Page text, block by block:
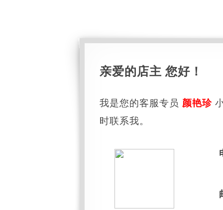
亲爱的店主 您好！
我是您的客服专员 颜艳珍
时联系我。